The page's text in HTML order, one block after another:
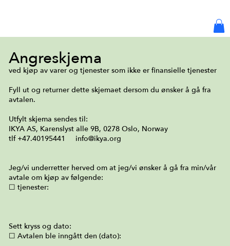
Angreskjema
ved kjøp av varer og tjenester som ikke er finansielle tjenester
Fyll ut og returner dette skjemaet dersom du ønsker å gå fra
avtalen.
Utfylt skjema sendes til:
IKYA AS, Karenslyst alle 9B, 0278 Oslo, Norway
tlf +47.40195441 info@ikya.org
Jeg/vi underretter herved om at jeg/vi ønsker å gå fra min/vår
avtale om kjøp av følgende:
☐ tjenester:
Sett kryss og dato:
☐ Avtalen ble inngått den (dato):